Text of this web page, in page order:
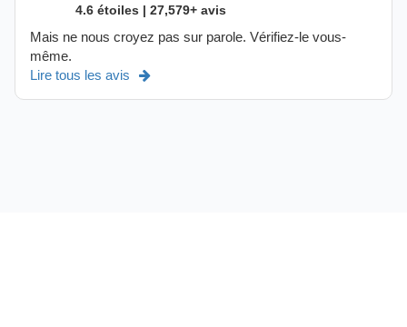
4.6 étoiles | 27,579+ avis
Mais ne nous croyez pas sur parole. Vérifiez-le vous-
même.
Lire tous les avis